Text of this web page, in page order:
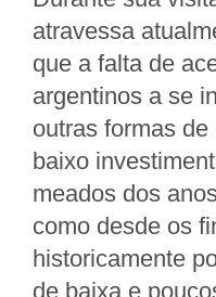
atravessa
que a falta de
argentinos a se
outras formas
baixo
meados dos
como desde os
historicamente
de baixa e